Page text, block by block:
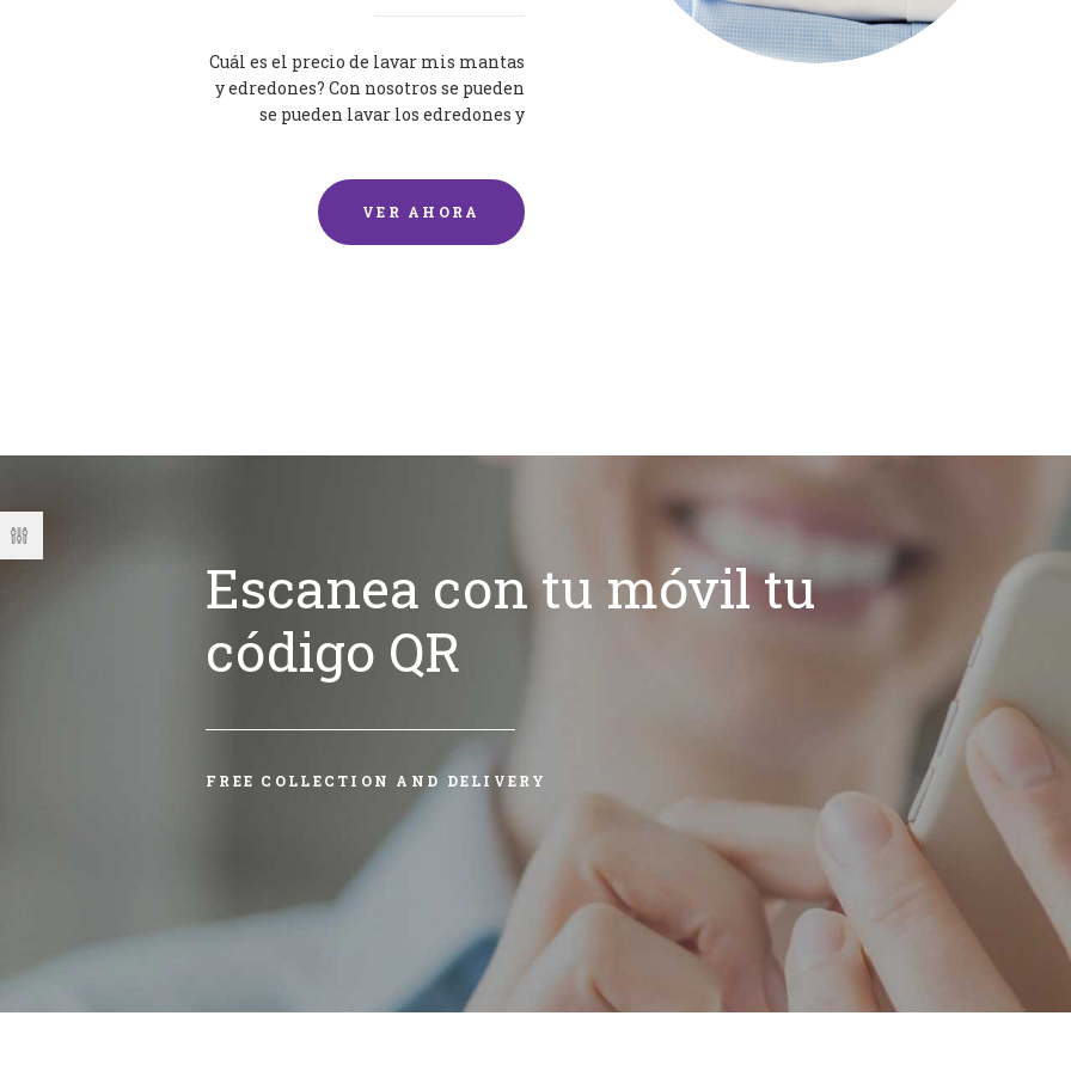
Cuál es el precio de lavar mis mantas
y edredones? Con nosotros se pueden
se pueden lavar los edredones y
VER AHORA
Escanea con tu móvil tu
código QR
FREE COLLECTION AND DELIVERY